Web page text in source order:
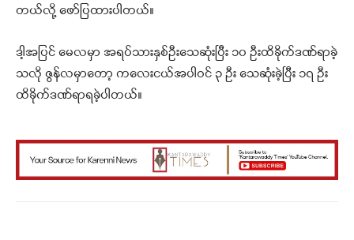
တယ်လို့ ဖော်ပြထားပါတယ်။
ဒါ့အပြင် မေလမှာ အရပ်သားနှစ်ဦးသေဆုံးပြီး ၁၀ ဦးထိခိုက်ဒဏ်ရာခဲ့
သလို ဇွန်လမှာတော့ ကလေးငယ်အပါဝင် ၃ ဦး သေဆုံးခဲ့ပြီး ၁၇ ဦး
ထိခိုက်ဒဏ်ရာရခဲ့ပါတယ်။